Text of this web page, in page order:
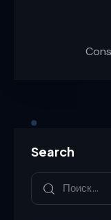
Search